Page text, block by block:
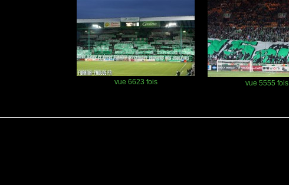
vue 6623 fois vue 5555 fois